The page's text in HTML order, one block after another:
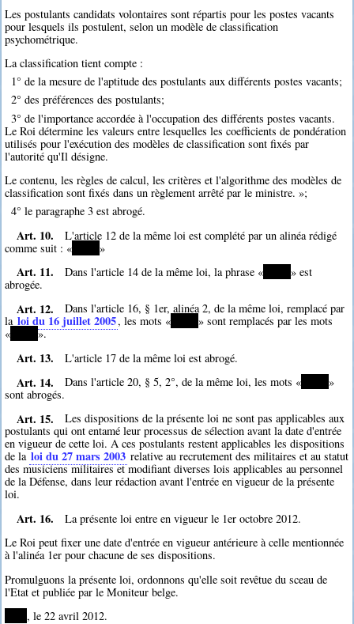
Les postulants candidats volontaires sont répartis pour les postes vacants
pour lesquels ils postulent, selon un modèle de classification
psychométrique.
La classification tient compte :
1° de la mesure de l'aptitude des postulants aux différents postes vacants;
2° des préférences des postulants;
3° de l'importance accordée à l'occupation des différents postes vacants.
Le Roi détermine les valeurs entre lesquelles les coefficients de pondération
utilisés pour l'exécution des modèles de classification sont fixés par
l'autorité qu'Il désigne.
Le contenu, les règles de calcul, les critères et l'algorithme des modèles de
classification sont fixés dans un règlement arrêté par le ministre. »;
4° le paragraphe 3 est abrogé.
Art. 10.
L'article 12 de la même loi est complété par un alinéa rédigé
comme suit : « *****»
Art. 11. Dans l'article 14 de la même loi, la phrase « *****» est
abrogée.
Art. 12.
Dans l'article 16, § 1er, alinéa 2, de la même loi, remplacé par
la loi du 16 juillet 2005, les mots « *****» sont remplacés par les mots
« *****».
Art. 13. L'article 17 de la même loi est abrogé.
Art. 14. Dans l'article 20, § 5, 2°, de la même loi, les mots « *****»
sont abrogés.
Art. 15.
Les dispositions de la présente loi ne sont pas applicables aux
postulants qui ont entamé leur processus de sélection avant la date d'entrée
en vigueur de cette loi. A ces postulants restent applicables les dispositions
de la loi du 27 mars 2003 relative au recrutement des militaires et au statut
des musiciens militaires et modifiant diverses lois applicables au personnel
de la Défense, dans leur rédaction avant l'entrée en vigueur de la présente
loi.
Art. 16.
La présente loi entre en vigueur le 1er octobre 2012.
Le Roi peut fixer une date d'entrée en vigueur antérieure à celle mentionnée
à l'alinéa 1er pour chacune de ses dispositions.
Promulguons la présente loi, ordonnons qu'elle soit revêtue du sceau de
l'Etat et publiée par le Moniteur belge.
****, le 22 avril 2012.